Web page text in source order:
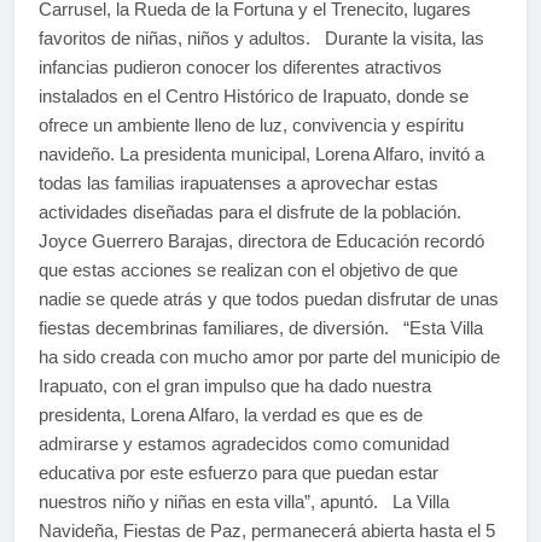
Carrusel, la Rueda de la Fortuna y el Trenecito, lugares
favoritos de niñas, niños y adultos. Durante la visita, las
infancias pudieron conocer los diferentes atractivos
instalados en el Centro Histórico de Irapuato, donde se
ofrece un ambiente lleno de luz, convivencia y espíritu
navideño. La presidenta municipal, Lorena Alfaro, invitó a
todas las familias irapuatenses a aprovechar estas
actividades diseñadas para el disfrute de la población.
Joyce Guerrero Barajas, directora de Educación recordó
que estas acciones se realizan con el objetivo de que
nadie se quede atrás y que todos puedan disfrutar de unas
fiestas decembrinas familiares, de diversión. “Esta Villa
ha sido creada con mucho amor por parte del municipio de
Irapuato, con el gran impulso que ha dado nuestra
presidenta, Lorena Alfaro, la verdad es que es de
admirarse y estamos agradecidos como comunidad
educativa por este esfuerzo para que puedan estar
nuestros niño y niñas en esta villa”, apuntó. La Villa
Navideña, Fiestas de Paz, permanecerá abierta hasta el 5